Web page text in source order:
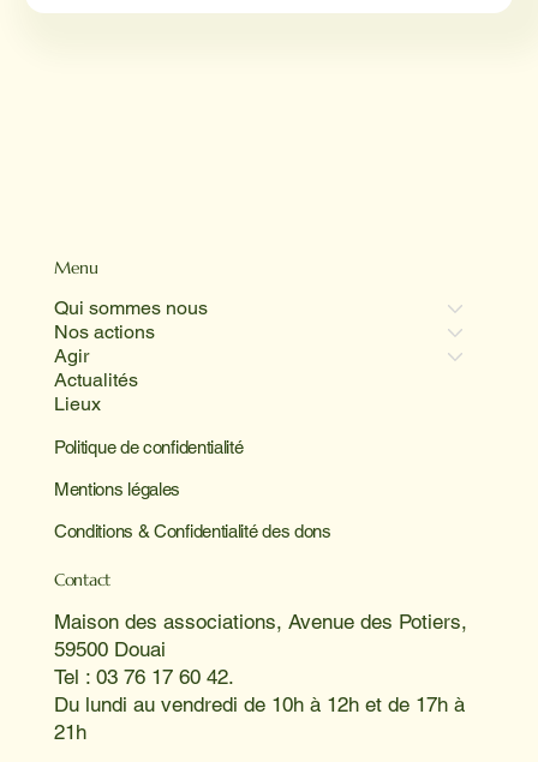
Menu
Qui sommes nous
Nos actions
Agir
Actualités
Lieux
Politique de confidentialité
Mentions légales
Conditions & Confidentialité des dons
Contact
Maison des associations, Avenue des Potiers,
59500 Douai
Tel : 03 76 17 60 42.
Du lundi au vendredi de 10h à 12h et de 17h à
21h